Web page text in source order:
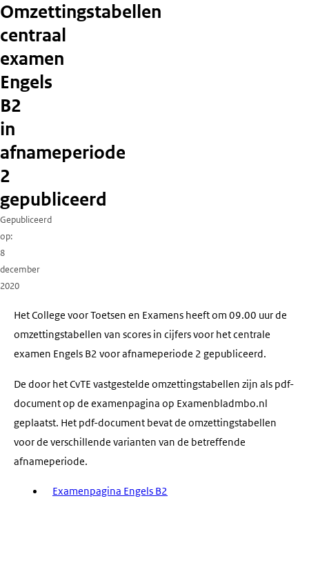
Omzettingstabellen
centraal
examen
Engels
B2
in
afnameperiode
2
gepubliceerd
Gepubliceerd
op
8
december
2020
Het College voor Toetsen en Examens heeft om 09.00 uur de
omzettingstabellen van scores in cijfers voor het centrale
examen Engels B2 voor afnameperiode 2 gepubliceerd.
De door het CvTE vastgestelde omzettingstabellen zijn als pdf-
document op de examenpagina op Examenbladmbo.nl
geplaatst. Het pdf-document bevat de omzettingstabellen
voor de verschillende varianten van de betreffende
afnameperiode.
Examenpagina Engels B2